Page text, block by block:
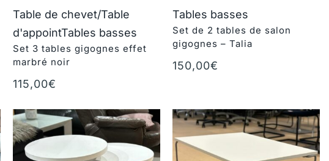
Table de chevet/Table
d'appointTables basses
Set 3 tables gigognes effet
marbré noir
115,00€
Tables basses
Set de 2 tables de salon
gigognes – Talia
150,00€